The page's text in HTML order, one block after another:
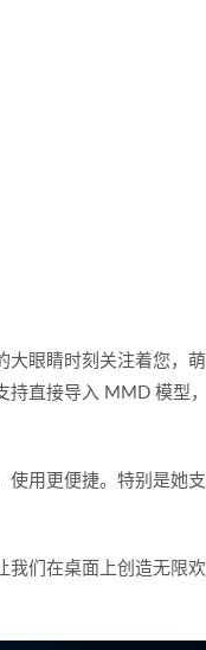
大眼睛时刻关注着您，萌
直接导入 MMD 模型，
使用更便捷。特别是她支
我们在桌面上创造无限欢